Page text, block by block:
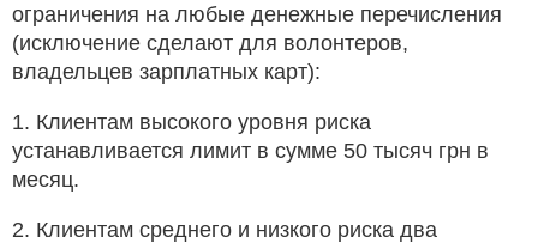
ограничения на любые денежные перечисления
(исключение сделают для волонтеров,
владельцев зарплатных карт):
1. Клиентам высокого уровня риска
устанавливается лимит в сумме 50 тысяч грн в
месяц.
2. Клиентам среднего и низкого риска два